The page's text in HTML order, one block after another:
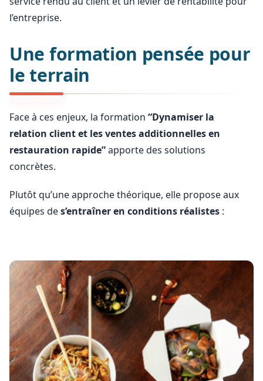
l’entreprise.
Une formation pensée pour
le terrain
Face à ces enjeux, la formation “Dynamiser la
relation client et les ventes additionnelles en
restauration rapide”apporte des solutions
concrètes.
Plutôt qu’une approche théorique, elle propose aux
équipes des’entraîner en conditions réalistes :